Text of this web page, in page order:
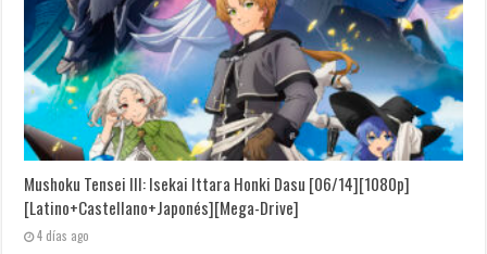
Mushoku Tensei III: Isekai Ittara Honki Dasu [06/14][1080p]
[Latino+Castellano+Japonés][Mega-Drive]
4 días ago